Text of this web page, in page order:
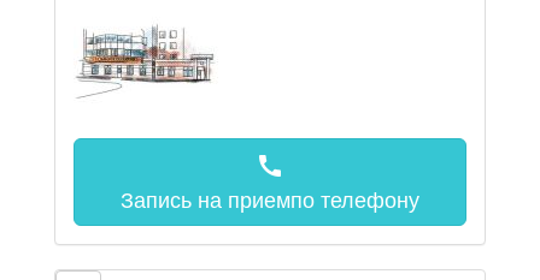
call
Запись на приемпо телефону